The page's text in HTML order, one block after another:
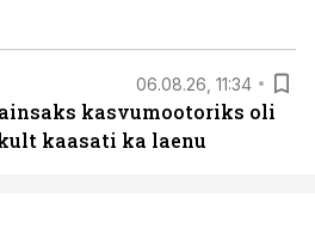
06.08.26, 11:34
kasvumootoriks oli
kaasati ka laenu